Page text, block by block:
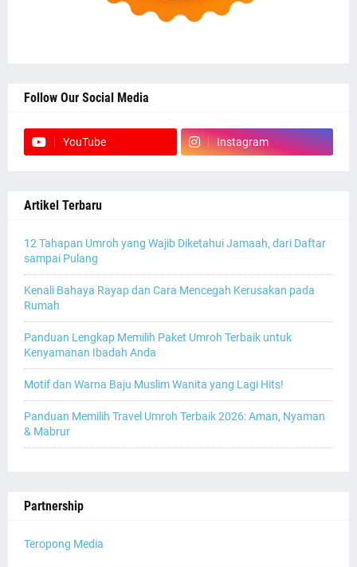
Follow Our Social Media
YouTube Instagram
Artikel Terbaru
12 Tahapan Umroh yang Wajib Diketahui Jamaah, dari Daftar
sampai Pulang
Kenali Bahaya Rayap dan Cara Mencegah Kerusakan pada
Rumah
Panduan Lengkap Memilih Paket Umroh Terbaik untuk
Kenyamanan Ibadah Anda
Motif dan Warna Baju Muslim Wanita yang Lagi Hits!
Panduan Memilih Travel Umroh Terbaik 2026: Aman, Nyaman
& Mabrur
Partnership
Teropong Media